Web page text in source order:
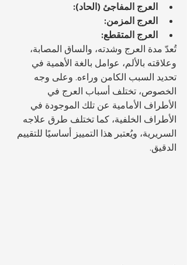
العرج المفاجئ (الحاد):
العرج المزمن:
العرج المتقطع:
تُعدّ مدة العرج وشدته، والساق المصابة،
وعلاقته بالألم، عوامل بالغة الأهمية في
تحديد السبب الكامن وراءه. وعلى وجه
الخصوص، تختلف أسباب العرج في
الأطراف الأمامية عن تلك الموجودة في
الأطراف الخلفية، كما تختلف طرق علاجه
السريرية، ويُعتبر هذا التمييز أساسيًا للتقييم
الدقيق.